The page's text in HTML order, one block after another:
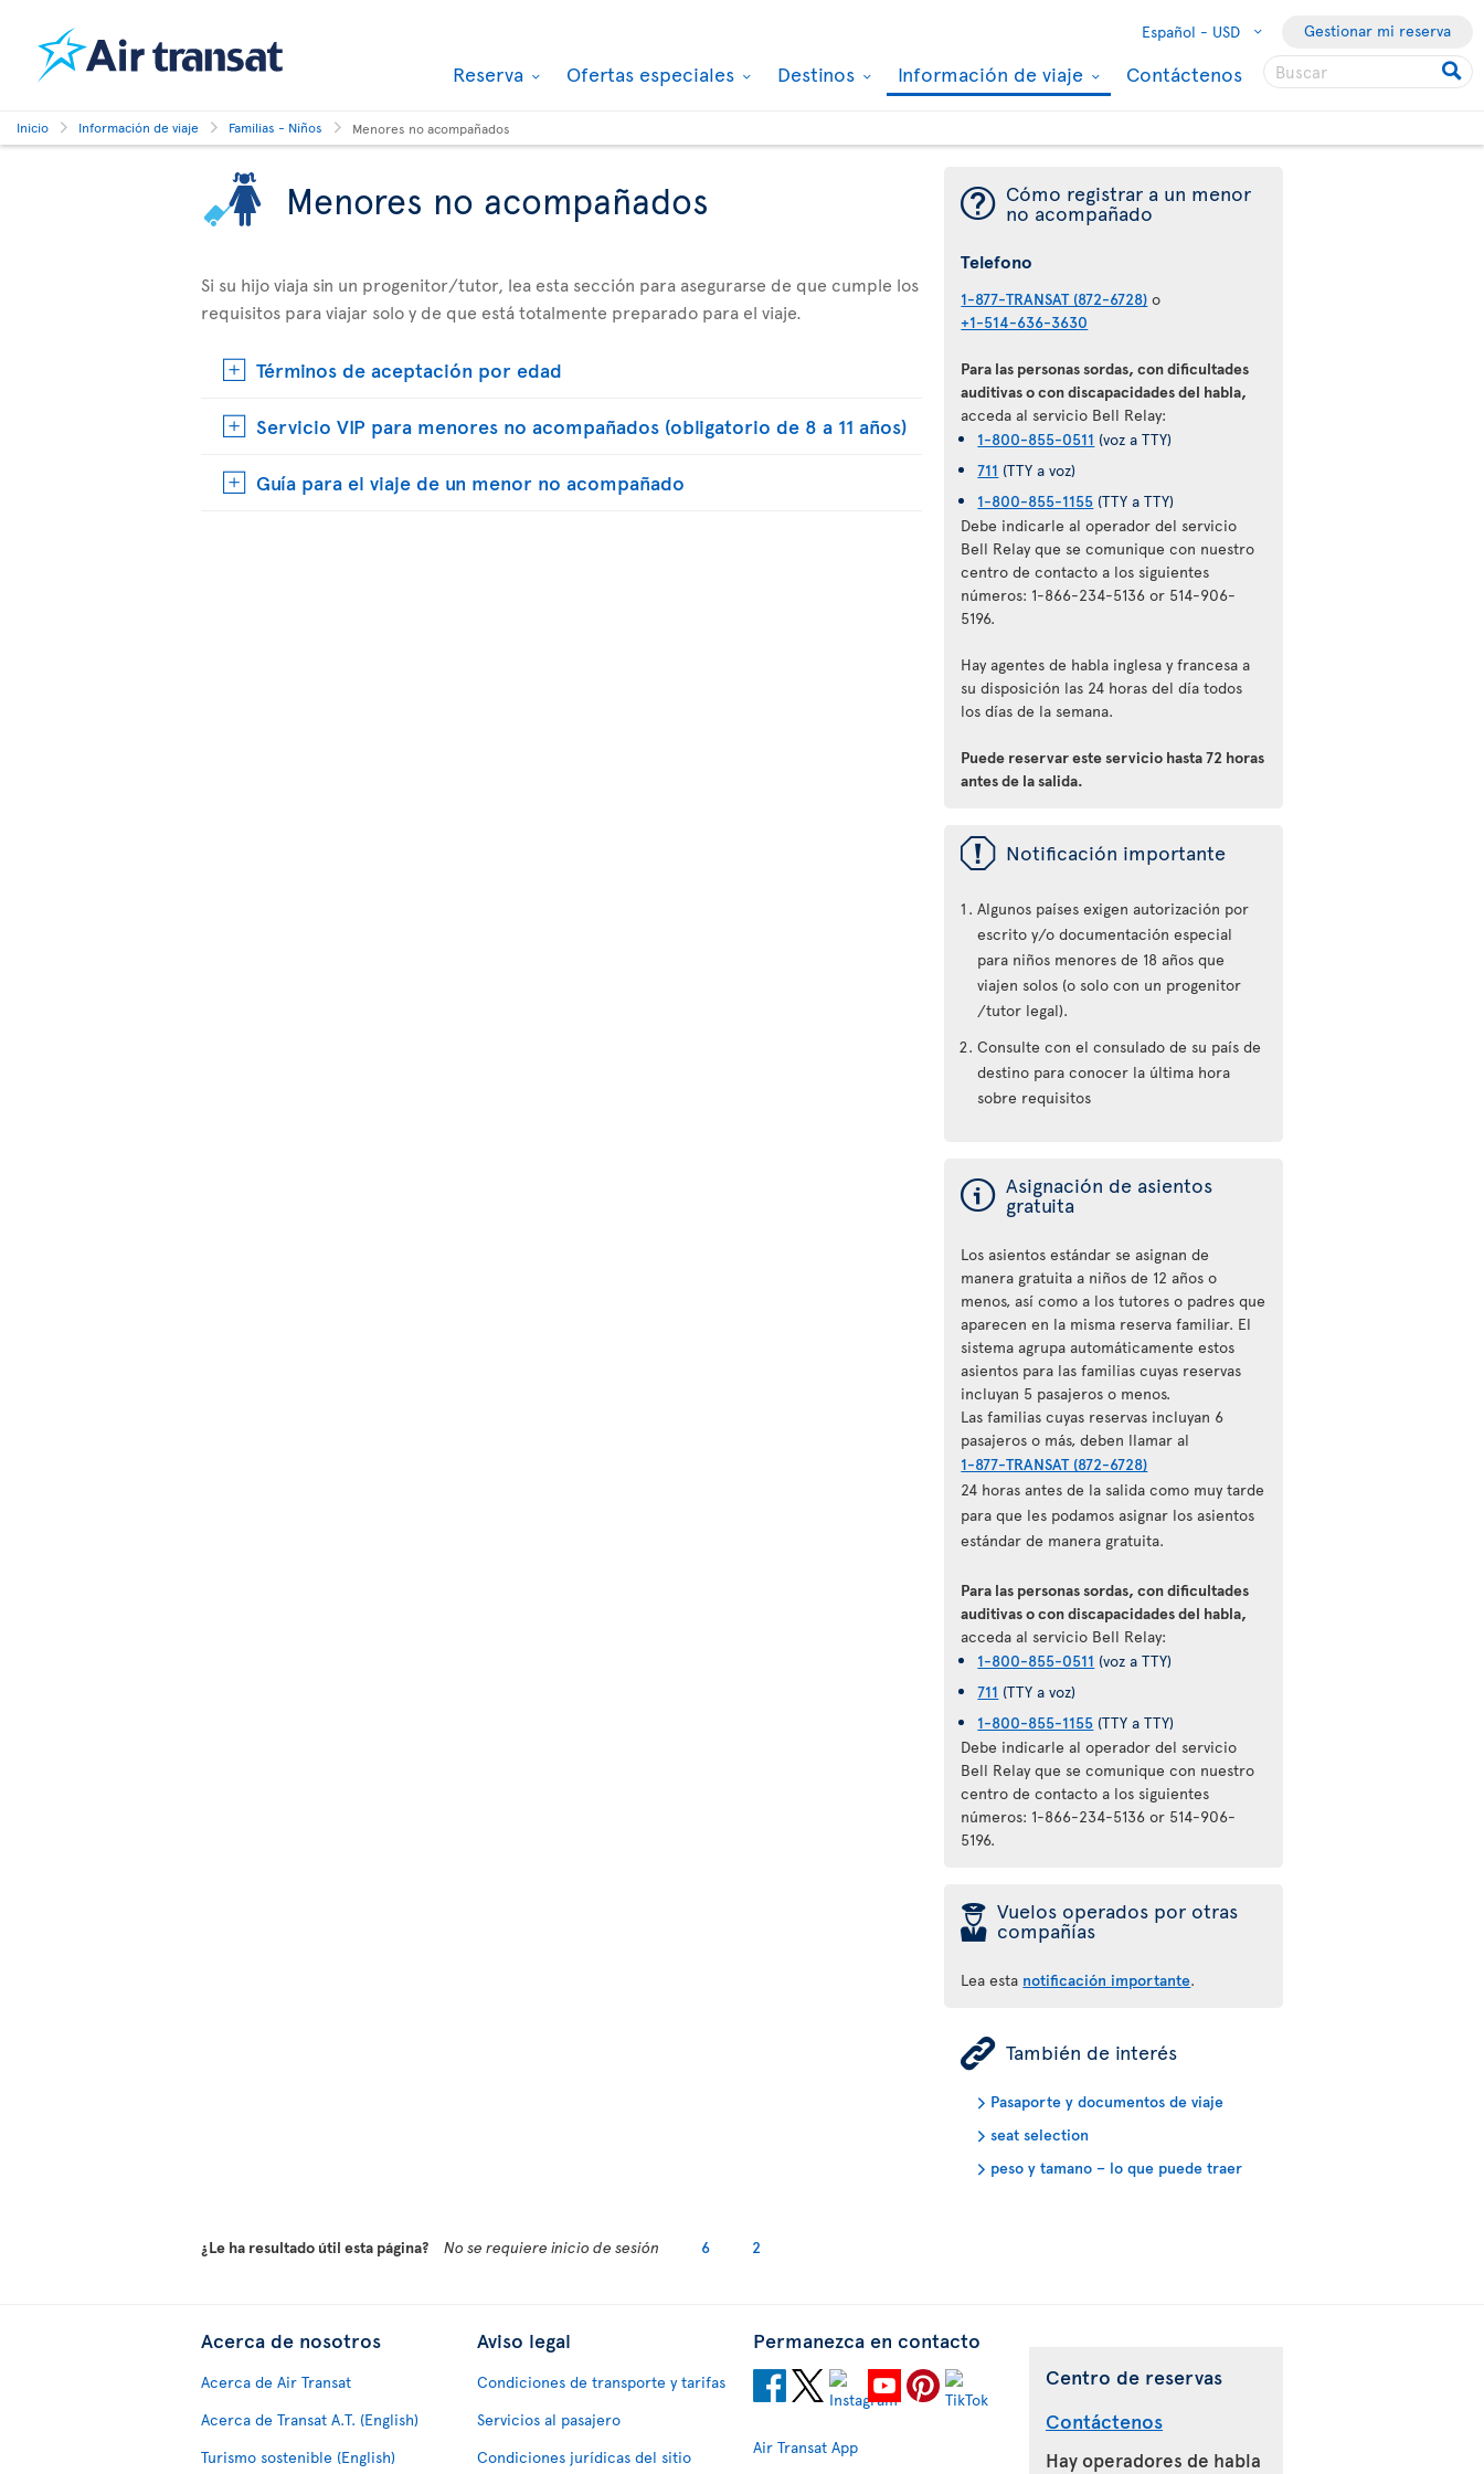
Español - USD Gestionar mi reserva
Reserva Ofertas especiales Destinos Información de viaje Contáctenos
Inicio Información de viaje Familias - Niños Menores no acompañados
Menores no acompañados
Si su hijo viaja sin un progenitor/tutor, lea esta sección para asegurarse de que cumple los
requisitos para viajar solo y de que está totalmente preparado para el viaje.
Términos de aceptación por edad
Servicio VIP para menores no acompañados (obligatorio de 8 a 11 años)
Guía para el viaje de un menor no acompañado
¯ Cómo registrar a un menor
no acompañado
Telefono
1-877-TRANSAT (872-6728) o
+1-514-636-3630
Para las personas sordas, con dificultades
auditivas o con discapacidades del habla,
acceda al servicio Bell Relay:
1-800-855-0511 (voz a TTY)
711 (TTY a voz)
1-800-855-1155 (TTY a TTY)
Debe indicarle al operador del servicio
Bell Relay que se comunique con nuestro
centro de contacto a los siguientes
números: 1-866-234-5136 or 514-906-
5196.
Hay agentes de habla inglesa y francesa a
su disposición las 24 horas del día todos
los días de la semana.
Puede reservar este servicio hasta 72 horas
antes de la salida.
ü Notificación importante
Algunos países exigen autorización por
escrito y/o documentación especial
para niños menores de 18 años que
viajen solos (o solo con un progenitor
/tutor legal).
Consulte con el consulado de su país de
destino para conocer la última hora
sobre requisitos
ý Asignación de asientos
gratuita
Los asientos estándar se asignan de
manera gratuita a niños de 12 años o
menos, así como a los tutores o padres que
aparecen en la misma reserva familiar. El
sistema agrupa automáticamente estos
asientos para las familias cuyas reservas
incluyan 5 pasajeros o menos.
Las familias cuyas reservas incluyan 6
pasajeros o más, deben llamar al
1-877-TRANSAT (872-6728)
24 horas antes de la salida como muy tarde
para que les podamos asignar los asientos
estándar de manera gratuita.
Para las personas sordas, con dificultades
auditivas o con discapacidades del habla,
acceda al servicio Bell Relay:
1-800-855-0511 (voz a TTY)
711 (TTY a voz)
1-800-855-1155 (TTY a TTY)
Debe indicarle al operador del servicio
Bell Relay que se comunique con nuestro
centro de contacto a los siguientes
números: 1-866-234-5136 or 514-906-
5196.
þ Vuelos operados por otras
compañías
Lea esta notificación importante.
ÿ También de interés
Pasaporte y documentos de viaje
seat selection
peso y tamano – lo que puede traer
¿Le ha resultado útil esta página? No se requiere inicio de sesión 6 2
Acerca de nosotros
Acerca de Air Transat
Acerca de Transat A.T. (English)
Turismo sostenible (English)
Aviso legal
Condiciones de transporte y tarifas
Servicios al pasajero
Condiciones jurídicas del sitio
Permanezca en contacto
Air Transat App
Centro de reservas
Contáctenos
Hay operadores de habla